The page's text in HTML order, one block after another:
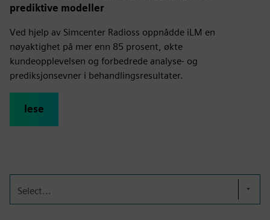
prediktive modeller
Ved hjelp av Simcenter Radioss oppnådde iLM en
nøyaktighet på mer enn 85 prosent, økte
kundeopplevelsen og forbedrede analyse- og
prediksjonsevner i behandlingsresultater.
lese
Select...